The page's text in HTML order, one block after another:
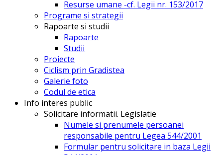
Resurse umane -cf. Legii nr. 153/2017
Programe si strategii
Rapoarte si studii
Rapoarte
Studii
Proiecte
Ciclism prin Gradistea
Galerie foto
Codul de etica
Info interes public
Solicitare informatii. Legislatie
Numele si prenumele persoanei
responsabile pentru Legea 544/2001
Formular pentru solicitare in baza Legii